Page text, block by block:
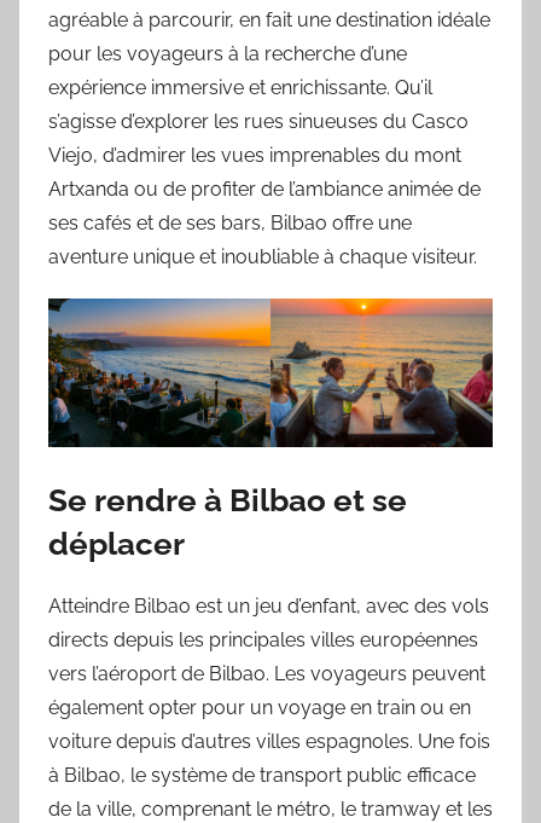
agréable à parcourir, en fait une destination idéale
pour les voyageurs à la recherche d’une
expérience immersive et enrichissante. Qu’il
s’agisse d’explorer les rues sinueuses du Casco
Viejo, d’admirer les vues imprenables du mont
Artxanda ou de profiter de l’ambiance animée de
ses cafés et de ses bars, Bilbao offre une
aventure unique et inoubliable à chaque visiteur.
Se rendre à Bilbao et se
déplacer
Atteindre Bilbao est un jeu d’enfant, avec des vols
directs depuis les principales villes européennes
vers l’aéroport de Bilbao. Les voyageurs peuvent
également opter pour un voyage en train ou en
voiture depuis d’autres villes espagnoles. Une fois
à Bilbao, le système de transport public efficace
de la ville, comprenant le métro, le tramway et les